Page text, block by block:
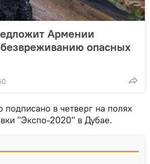
Армении
опасных
в четверг на полях
"Экспо-2020" в Дубае.